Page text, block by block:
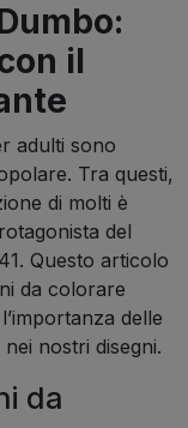
il
adulti sono
Tra questi,
di molti è
del
Questo articolo
da colorare
delle
nostri disegni.
da